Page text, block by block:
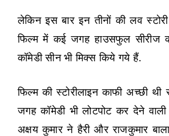
लेकिन इस बार इन तीनों की लव स्टोरी
फिल्म में कई जगह हाउसफुल सीरीज
कॉमेडी सीन भी मिक्स किये गये हैं.
फिल्म की स्टोरीलाइन काफी अच्छी
जगह कॉमेडी भी लोटपोट कर देने
अक्षय कुमार ने हैरी और राजकुमार बाला